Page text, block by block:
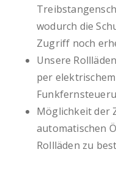
wodurch die
Zugriff noch
Unsere
per
Möglichkeit der
automatischen
Rollläden zu